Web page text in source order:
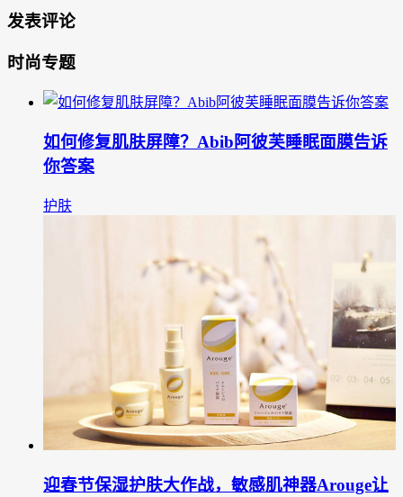
发表评论
时尚专题
如何修复肌肤屏障？Abib阿彼芙睡眠面膜告诉
你答案
护肤
迎春节保湿护肤大作战，敏感肌神器Arouge让